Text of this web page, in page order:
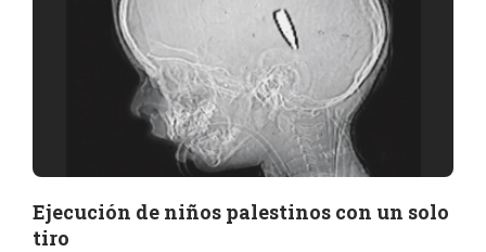
Ejecución de niños palestinos con un solo
tiro